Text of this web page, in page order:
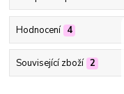
Hodnocení 4
Související zboží 2